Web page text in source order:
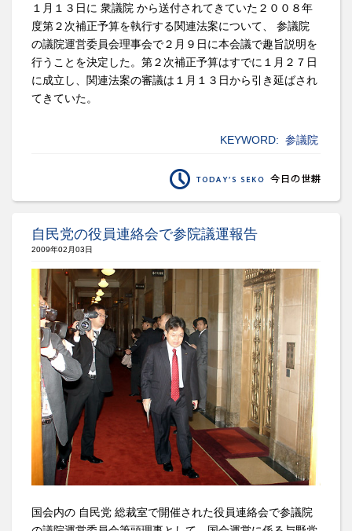
１月１３日に 衆議院 から送付されてきていた２００８年
度第２次補正予算を執行する関連法案について、 参議院
の議院運営委員会理事会で２月９日に本会議で趣旨説明を
行うことを決定した。第２次補正予算はすでに１月２７日
に成立し、関連法案の審議は１月１３日から引き延ばされ
てきていた。
KEYWORD: 参議院
自民党の役員連絡会で参院議運報告
2009年02月03日
国会内の 自民党 総裁室で開催された役員連絡会で参議院